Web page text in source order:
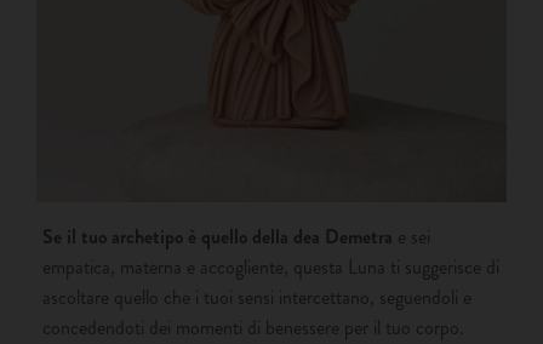
Se il tuo archetipo è quello della dea Demetra e sei
empatica, materna e accogliente, questa Luna ti suggerisce di
ascoltare quello che i tuoi sensi intercettano, seguendoli e
concedendoti dei momenti di benessere per il tuo corpo.